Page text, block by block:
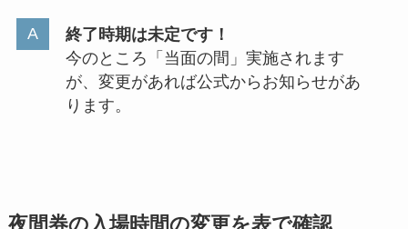
終了時期は未定です！
今のところ「当面の間」実施されます
が、変更があれば公式からお知らせがあ
ります。